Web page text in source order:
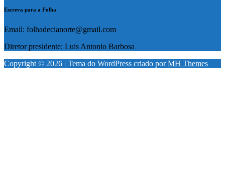
Escreva para a Folha
Email: folhadecianorte@gmail.com
Diretor presidente: Luis Antonio Barbosa
Copyright © 2026 | Tema do WordPress criado porMH Themes